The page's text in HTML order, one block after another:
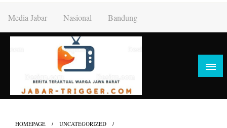
content
Media Jabar Nasional Bandung
HOMEPAGE UNCATEGORIZED